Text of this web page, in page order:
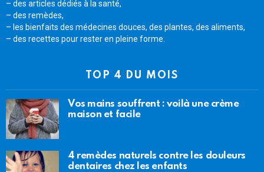
– des articles dédiés à la santé,
– des remèdes,
– les bienfaits des médecines douces, des plantes, des aliments,
– des recettes pour rester en pleine forme.
TOP 4 DU MOIS
Vos mains souffrent : voilà une crème
maison et facile
4 remèdes naturels contre les douleurs
dentaires chez les enfants